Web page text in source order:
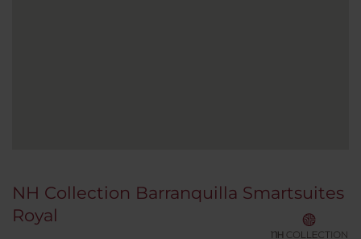
NH Collection Barranquilla Smartsuites
Royal